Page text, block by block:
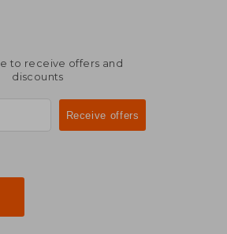
to receive offers and
discounts